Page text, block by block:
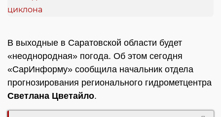
В выходные в Саратовской области будет
«неоднородная» погода. Об этом сегодня
«СарИнформу» сообщила начальник отдела
прогнозирования регионального гидрометцентра
Светлана Цветайло.